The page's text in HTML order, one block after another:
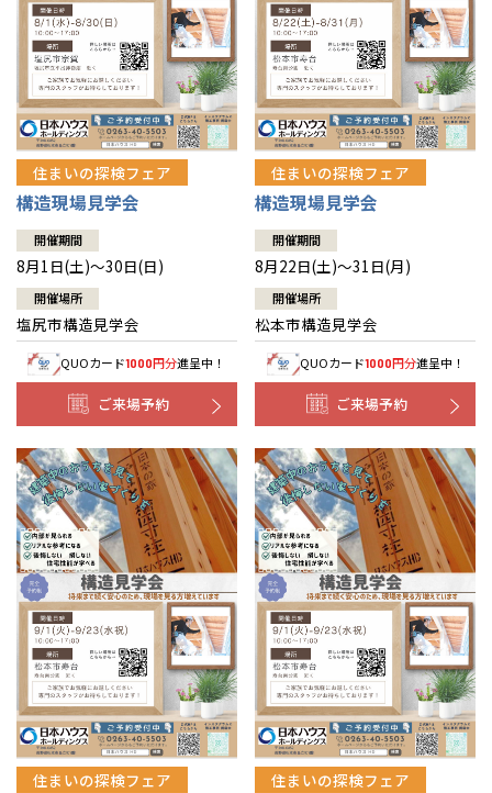
住まいの探検フェア
構造現場見学会
開催期間
8月1日(土)～30日(日)
開催場所
塩尻市構造見学会
QUOカード1000円分進呈中！
ご来場予約
住まいの探検フェア
構造現場見学会
開催期間
8月22日(土)～31日(月)
開催場所
松本市構造見学会
QUOカード1000円分進呈中！
ご来場予約
住まいの探検フェア 住まいの探検フェア